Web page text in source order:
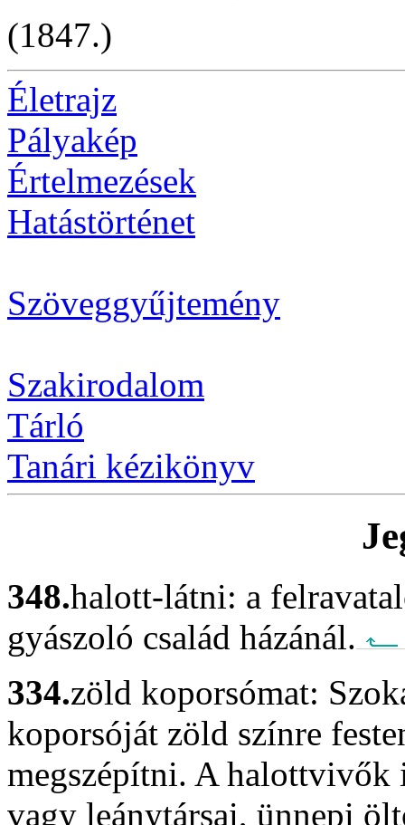
(1847.)
Életrajz
Pályakép
Értelmezések
Hatástörténet
Szöveggyűjtemény
Szakirodalom
Tárló
Tanári kézikönyv
348.halott-látni: a
gyászoló család házánál.
334.zöld koporsómat:
koporsóját zöld színre
megszépítni. A halottvivők
vagy leánytársai, ünnepi